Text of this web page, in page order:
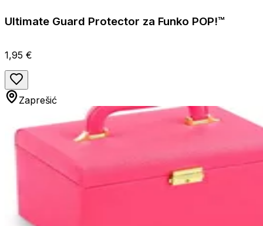
Ultimate Guard Protector za Funko POP!™
1,95 €
Zaprešić